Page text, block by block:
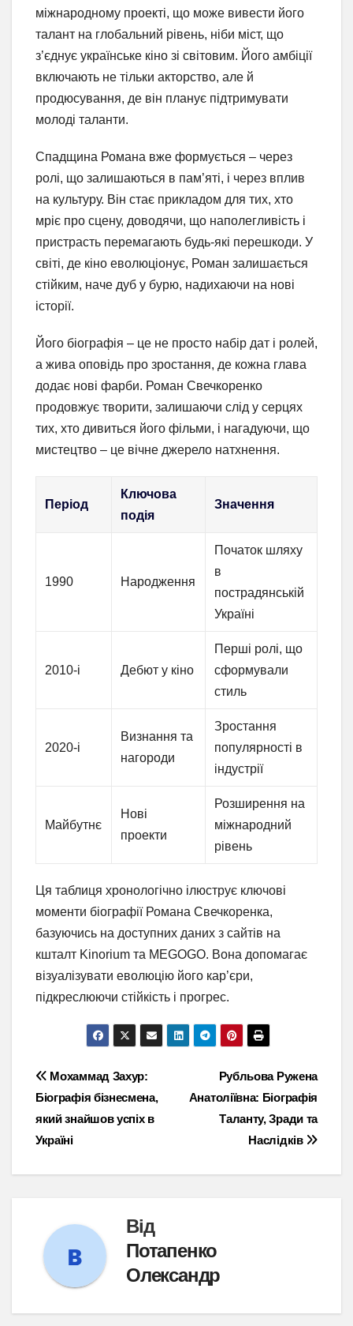
міжнародному проекті, що може вивести його
талант на глобальний рівень, ніби міст, що
з’єднує українське кіно зі світовим. Його амбіції
включають не тільки акторство, але й
продюсування, де він планує підтримувати
молоді таланти.
Спадщина Романа вже формується – через
ролі, що залишаються в пам’яті, і через вплив
на культуру. Він стає прикладом для тих, хто
мріє про сцену, доводячи, що наполегливість і
пристрасть перемагають будь-які перешкоди. У
світі, де кіно еволюціонує, Роман залишається
стійким, наче дуб у бурю, надихаючи на нові
історії.
Його біографія – це не просто набір дат і ролей,
а жива оповідь про зростання, де кожна глава
додає нові фарби. Роман Свечкоренко
продовжує творити, залишаючи слід у серцях
тих, хто дивиться його фільми, і нагадуючи, що
мистецтво – це вічне джерело натхнення.
Період
Ключова
подія
Значення
1990 Народження
Початок шляху
в
пострадянській
Україні
2010-і Дебют у кіно
Перші ролі, що
сформували
стиль
2020-і
Визнання та
нагороди
Зростання
популярності в
індустрії
Майбутнє
Нові
проекти
Розширення на
міжнародний
рівень
Ця таблиця хронологічно ілюструє ключові
моменти біографії Романа Свечкоренка,
базуючись на доступних даних з сайтів на
кшталт Kinorium та MEGOGO. Вона допомагає
візуалізувати еволюцію його кар’єри,
підкреслюючи стійкість і прогрес.
Навігація
записів
Рубльова Ружена
Анатоліївна: Біографія
Таланту, Зради та
Наслідків
Мохаммад Захур:
Біографія бізнесмена,
який знайшов успіх в
Україні
Від
Потапенко
Олександр